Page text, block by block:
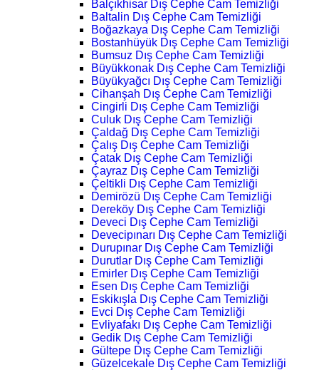
Balçıkhisar Dış Cephe Cam Temizliği
Baltalin Dış Cephe Cam Temizliği
Boğazkaya Dış Cephe Cam Temizliği
Bostanhüyük Dış Cephe Cam Temizliği
Bumsuz Dış Cephe Cam Temizliği
Büyükkonak Dış Cephe Cam Temizliği
Büyükyağcı Dış Cephe Cam Temizliği
Cihanşah Dış Cephe Cam Temizliği
Cingirli Dış Cephe Cam Temizliği
Culuk Dış Cephe Cam Temizliği
Çaldağ Dış Cephe Cam Temizliği
Çalış Dış Cephe Cam Temizliği
Çatak Dış Cephe Cam Temizliği
Çayraz Dış Cephe Cam Temizliği
Çeltikli Dış Cephe Cam Temizliği
Demirözü Dış Cephe Cam Temizliği
Dereköy Dış Cephe Cam Temizliği
Deveci Dış Cephe Cam Temizliği
Devecipınarı Dış Cephe Cam Temizliği
Durupınar Dış Cephe Cam Temizliği
Durutlar Dış Cephe Cam Temizliği
Emirler Dış Cephe Cam Temizliği
Esen Dış Cephe Cam Temizliği
Eskikışla Dış Cephe Cam Temizliği
Evci Dış Cephe Cam Temizliği
Evliyafakı Dış Cephe Cam Temizliği
Gedik Dış Cephe Cam Temizliği
Gültepe Dış Cephe Cam Temizliği
Güzelcekale Dış Cephe Cam Temizliği